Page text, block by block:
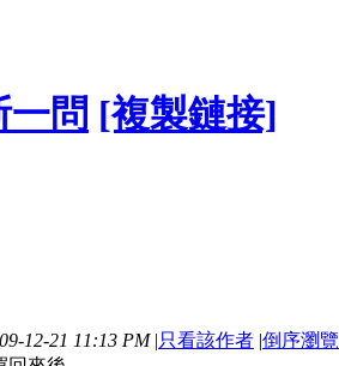
問 [複製鏈接]
12-21 11:13 PM |只看該作者 |倒序瀏覽